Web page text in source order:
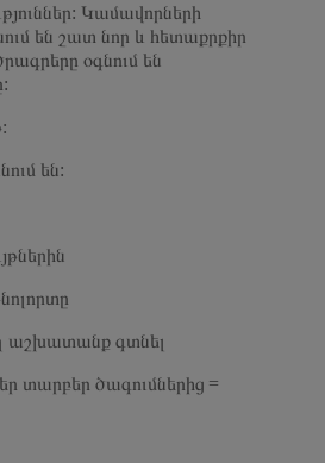
Կամավորների
են շատ նոր և հետաքրքիր
օգնում են
են:
աշխատանք գտնել
տարբեր ծագումներից =